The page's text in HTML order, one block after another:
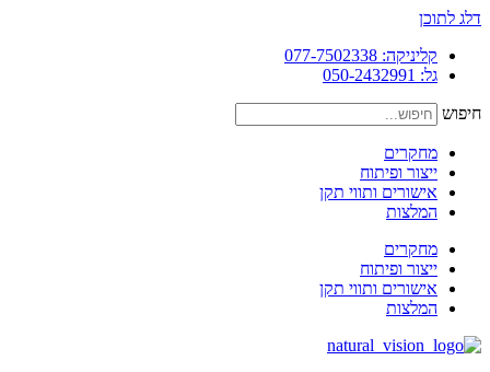
דלג לתוכן
קליניקה: 077-7502338
גל: 050-2432991
חיפוש
מחקרים
ייצור ופיתוח
אישורים ותווי תקן
המלצות
מחקרים
ייצור ופיתוח
אישורים ותווי תקן
המלצות